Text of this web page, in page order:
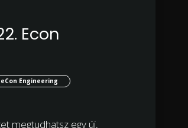
Econ
Engineering
megtudhatsz egy új,